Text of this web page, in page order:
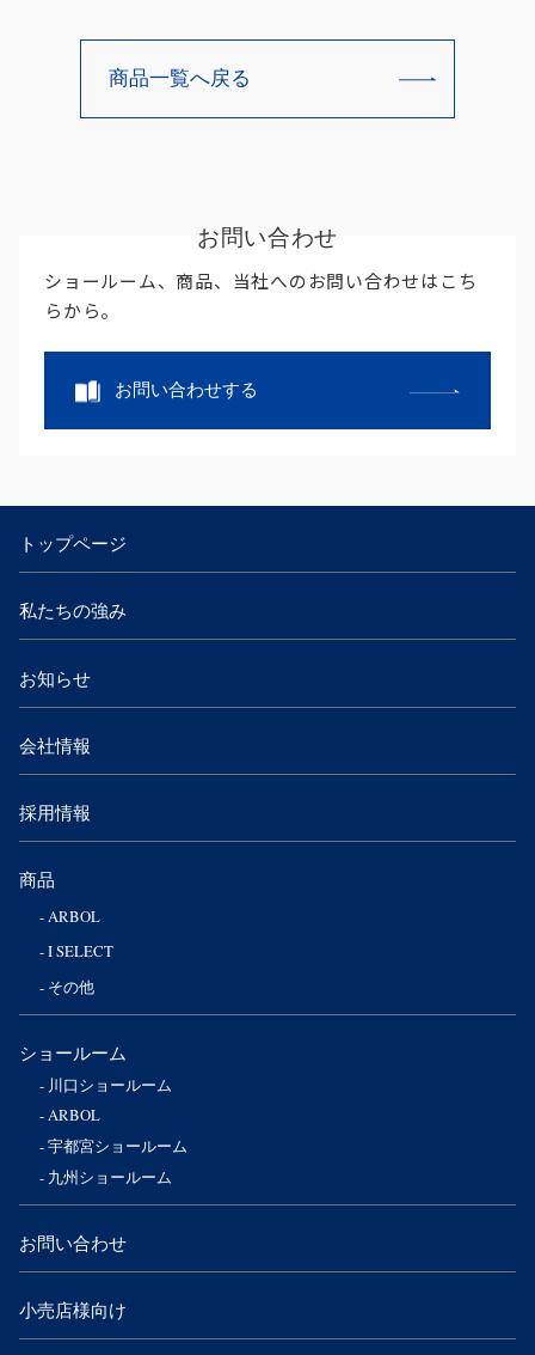
商品一覧へ戻る
お問い合わせ
ショールーム、商品、当社へのお問い合わせはこち
らから。
お問い合わせする
トップページ
私たちの強み
お知らせ
会社情報
採用情報
商品
ARBOL
I SELECT
その他
ショールーム
川口ショールーム
ARBOL
宇都宮ショールーム
九州ショールーム
お問い合わせ
小売店様向け